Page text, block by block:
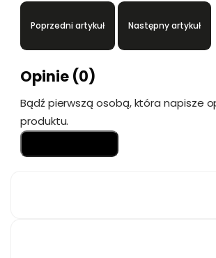
Poprzedni artykuł Następny artykuł
Opinie (0)
Bądź pierwszą osobą, która napisze
produktu.